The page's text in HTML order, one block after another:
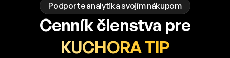
Podporte analytika svojím nákupom
Cenník členstva pre
KUCHORA TIP